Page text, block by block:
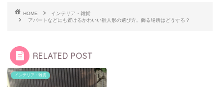
HOME
インテリア・雑貨
アパートなどにも置けるかわいい雛人形の選び方。飾る場所はどうする？
RELATED POST
インテリア・雑貨